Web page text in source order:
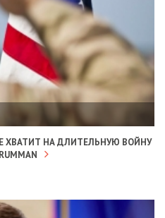
ХВАТИТ НА ДЛИТЕЛЬНУЮ ВОЙНУ